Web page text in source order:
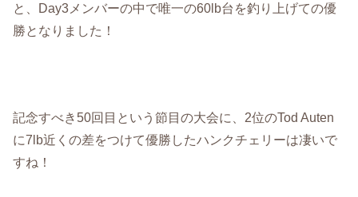
と、Day3メンバーの中で唯一の60lb台を釣り上げての優
勝となりました！
記念すべき50回目という節目の大会に、2位のTod Auten
に7lb近くの差をつけて優勝したハンクチェリーは凄いで
すね！